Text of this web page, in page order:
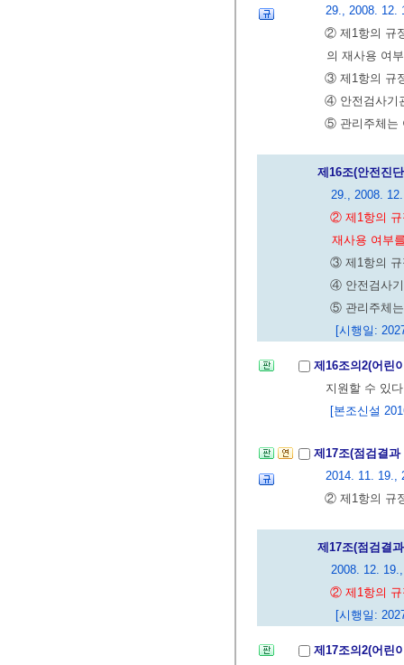
29., 2008. 12.
② 제1항의 규
의 재사용 여
③ 제1항의 규
④ 안전검사기
⑤ 관리주체는
제16조(안전진
29., 2008.
② 제1항의 규
재사용 여부
③ 제1항의 규
④ 안전검사기
⑤ 관리주체는
[시행일:
제16조의2(어린
지원할 수 있
[본조신설
제17조(점검결
2014. 11. 19.,
② 제1항의 규
제17조(점검결
2008. 12.
② 제1항의 규
[시행일:
제17조의2(어린